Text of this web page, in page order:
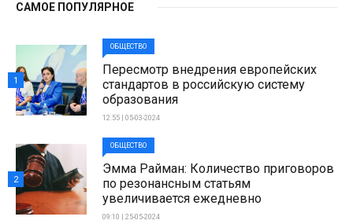
САМОЕ ПОПУЛЯРНОЕ
ОБЩЕСТВО
Пересмотр внедрения европейских
стандартов в российскую систему
образования
12:55 | 05-03-2024
1
ОБЩЕСТВО
Эмма Райман: Количество приговоров
по резонансным статьям
увеличивается ежедневно
09:10 | 25-05-2024
2